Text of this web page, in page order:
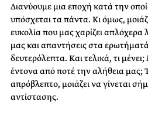
Διανύουμε μια εποχή κατά την
υπόσχεται τα πάντα. Κι όμως,
ευκολία που μας χαρίζει
μας και απαντήσεις στα
δευτερόλεπτα. Και τελικά, τι
έντονα από ποτέ την αλήθεια μας;
απρόβλεπτο, μοιάζει να γίνεται
αντίστασης.